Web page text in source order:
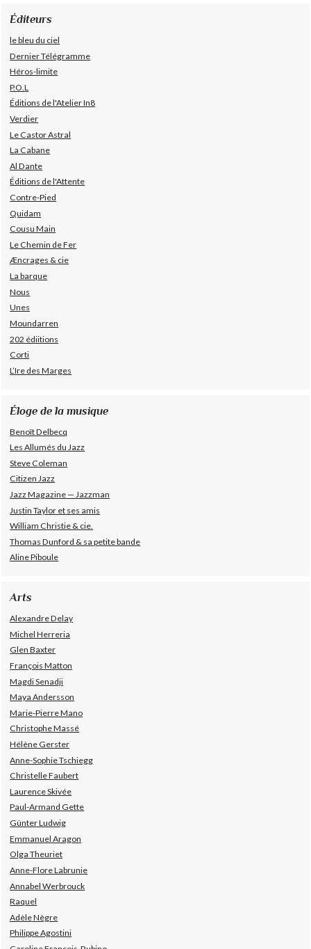
Éditeurs
le bleu du ciel
Dernier Télégramme
Héros-limite
P.O.L
Éditions de l'Atelier In8
Verdier
Le Castor Astral
La Cabane
Al Dante
Éditions de l'Attente
Contre-Pied
Quidam
Cousu Main
Le Chemin de Fer
Æncrages & cie
La barque
Nous
Unes
Moundarren
202 édiitions
Corti
L’Ire des Marges
Éloge de la musique
Benoît Delbecq
Les Allumés du Jazz
Steve Coleman
Citizen Jazz
Jazz Magazine — Jazzman
Justin Taylor et ses amis
William Christie & cie.
Thomas Dunford & sa petite bande
Aline Piboule
Arts
Alexandre Delay
Michel Herreria
Glen Baxter
François Matton
Magdi Senadji
Maya Andersson
Marie-Pierre Mano
Christophe Massé
Hélène Gerster
Anne-Sophie Tschiegg
Christelle Faubert
Laurence Skivée
Paul-Armand Gette
Günter Ludwig
Emmanuel Aragon
Olga Theuriet
Anne-Flore Labrunie
Annabel Werbrouck
Raquel
Adèle Nègre
Philippe Agostini